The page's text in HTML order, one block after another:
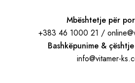
Mbështetje për
+383 46 1000 21 /
Bashkëpunime &
info@vitamer-